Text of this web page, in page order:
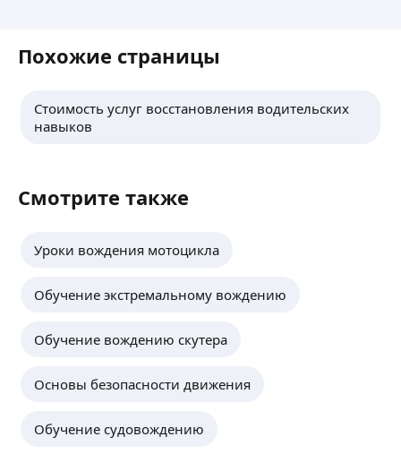
Похожие страницы
Стоимость услуг восстановления водительских
навыков
Смотрите также
Уроки вождения мотоцикла
Обучение экстремальному вождению
Обучение вождению скутера
Основы безопасности движения
Обучение судовождению